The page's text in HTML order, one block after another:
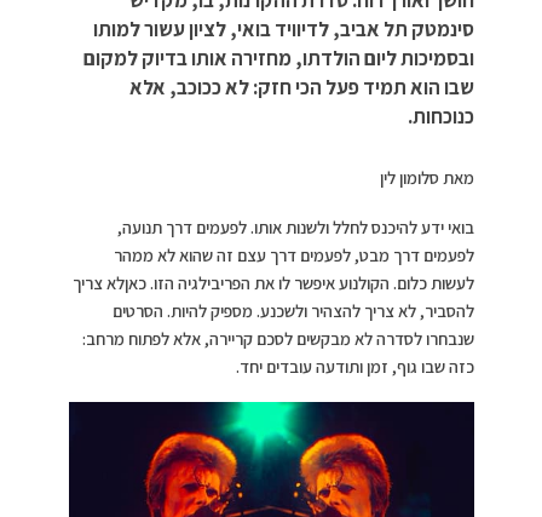
סינמטק תל אביב, לדיוויד בואי, לציון עשור למותו
ובסמיכות ליום הולדתו, מחזירה אותו בדיוק למקום
שבו הוא תמיד פעל הכי חזק: לא ככוכב, אלא
כנוכחות.
מאת סלומון לין
בואי ידע להיכנס לחלל ולשנות אותו. לפעמים דרך תנועה,
לפעמים דרך מבט, לפעמים דרך עצם זה שהוא לא ממהר
לעשות כלום. הקולנוע איפשר לו את הפריבילגיה הזו. כאןלא צריך
להסביר, לא צריך להצהיר ולשכנע. מספיק להיות. הסרטים
שנבחרו לסדרה לא מבקשים לסכם קריירה, אלא לפתוח מרחב:
כזה שבו גוף, זמן ותודעה עובדים יחד.